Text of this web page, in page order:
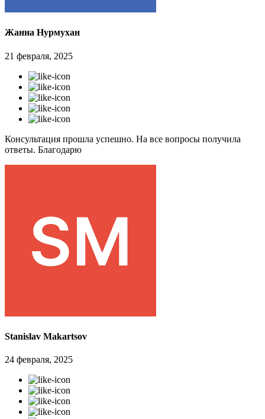
Жанна Нурмухан
21 февраля, 2025
Консультация прошла успешно. На все вопросы получила
ответы. Благодарю
Stanislav Makartsov
24 февраля, 2025